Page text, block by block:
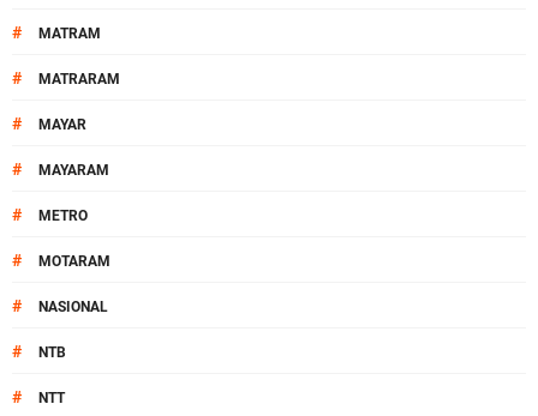
# MATRAM
# MATRARAM
# MAYAR
# MAYARAM
# METRO
# MOTARAM
# NASIONAL
# NTB
# NTT